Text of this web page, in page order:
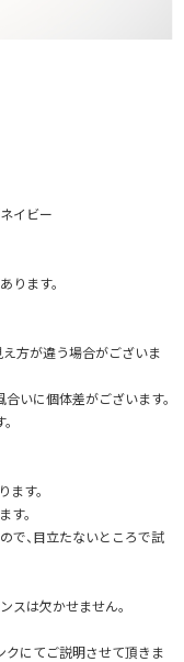
イビー
ります。
え方が違う場合がございま
いに個体差がございます。
す。
。
で、目立たないところで試
スは欠かせません。
クにてご説明させて頂きま